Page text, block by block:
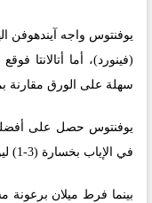
يوفنتوس واجه آيندهوفن
(فينورد)، أما أتالانتا
سهلة على الورق مقارنة
في الإياب بخسارة (3-1) ليودع البطولة.
بينما فرط ميلان برعونة